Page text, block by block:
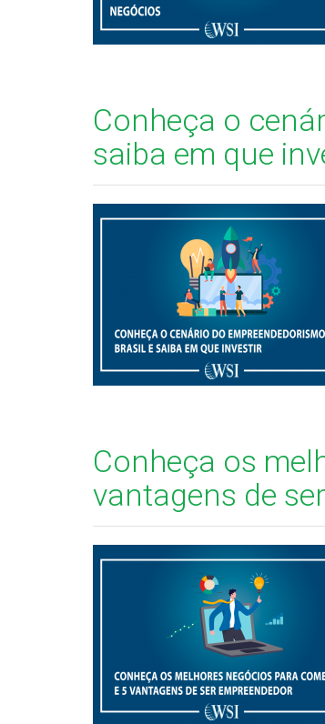
Conheça o
saiba em que
Conheça os
vantagens de